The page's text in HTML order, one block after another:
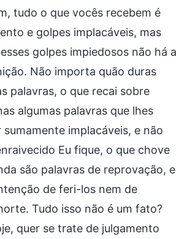
tudo o que vocês recebem é
e golpes implacáveis, mas
golpes impiedosos não há a
Não importa quão duras
palavras, o que recai sobre
algumas palavras que lhes
implacáveis, e não
Eu fique, o que chove
são palavras de reprovação, e
de feri-los nem de
Tudo isso não é um fato?
quer se trate de julgamento